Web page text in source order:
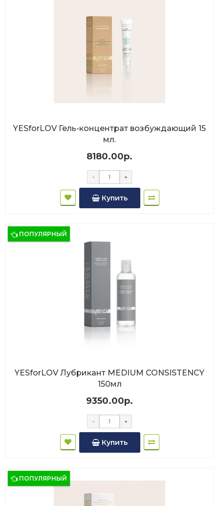
YESforLOV Гель-концентрат возбуждающий 15
мл.
8180.00р.
- +
Купить
ПОПУЛЯРНЫЙ
YESforLOV Лубрикант MEDIUM CONSISTENCY
150мл
9350.00р.
- +
Купить
ПОПУЛЯРНЫЙ